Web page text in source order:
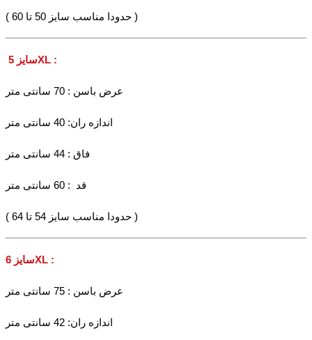
( حدودا مناسب سایز 50 تا 60 )
سایز 5XL :
عرض باسن : 70 سانتی متر
اندازه ران: 40 سانتی متر
فاق : 44 سانتی متر
قد : 60 سانتی متر
( حدودا مناسب سایز 54 تا 64 )
سایز 6XL :
عرض باسن : 75 سانتی متر
اندازه ران: 42 سانتی متر